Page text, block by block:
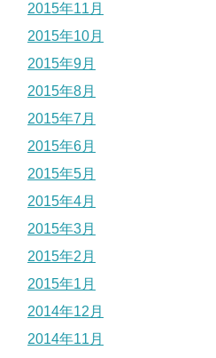
2015年11月
2015年10月
2015年9月
2015年8月
2015年7月
2015年6月
2015年5月
2015年4月
2015年3月
2015年2月
2015年1月
2014年12月
2014年11月